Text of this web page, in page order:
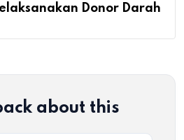
Donor Darah
about this